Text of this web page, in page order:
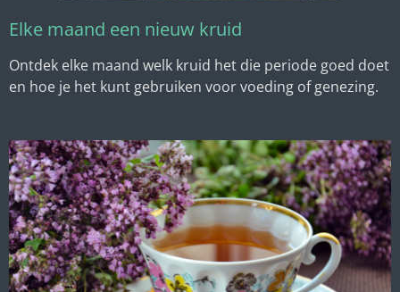
Elke maand een nieuw kruid
Ontdek elke maand welk kruid het die periode goed doet
en hoe je het kunt gebruiken voor voeding of genezing.